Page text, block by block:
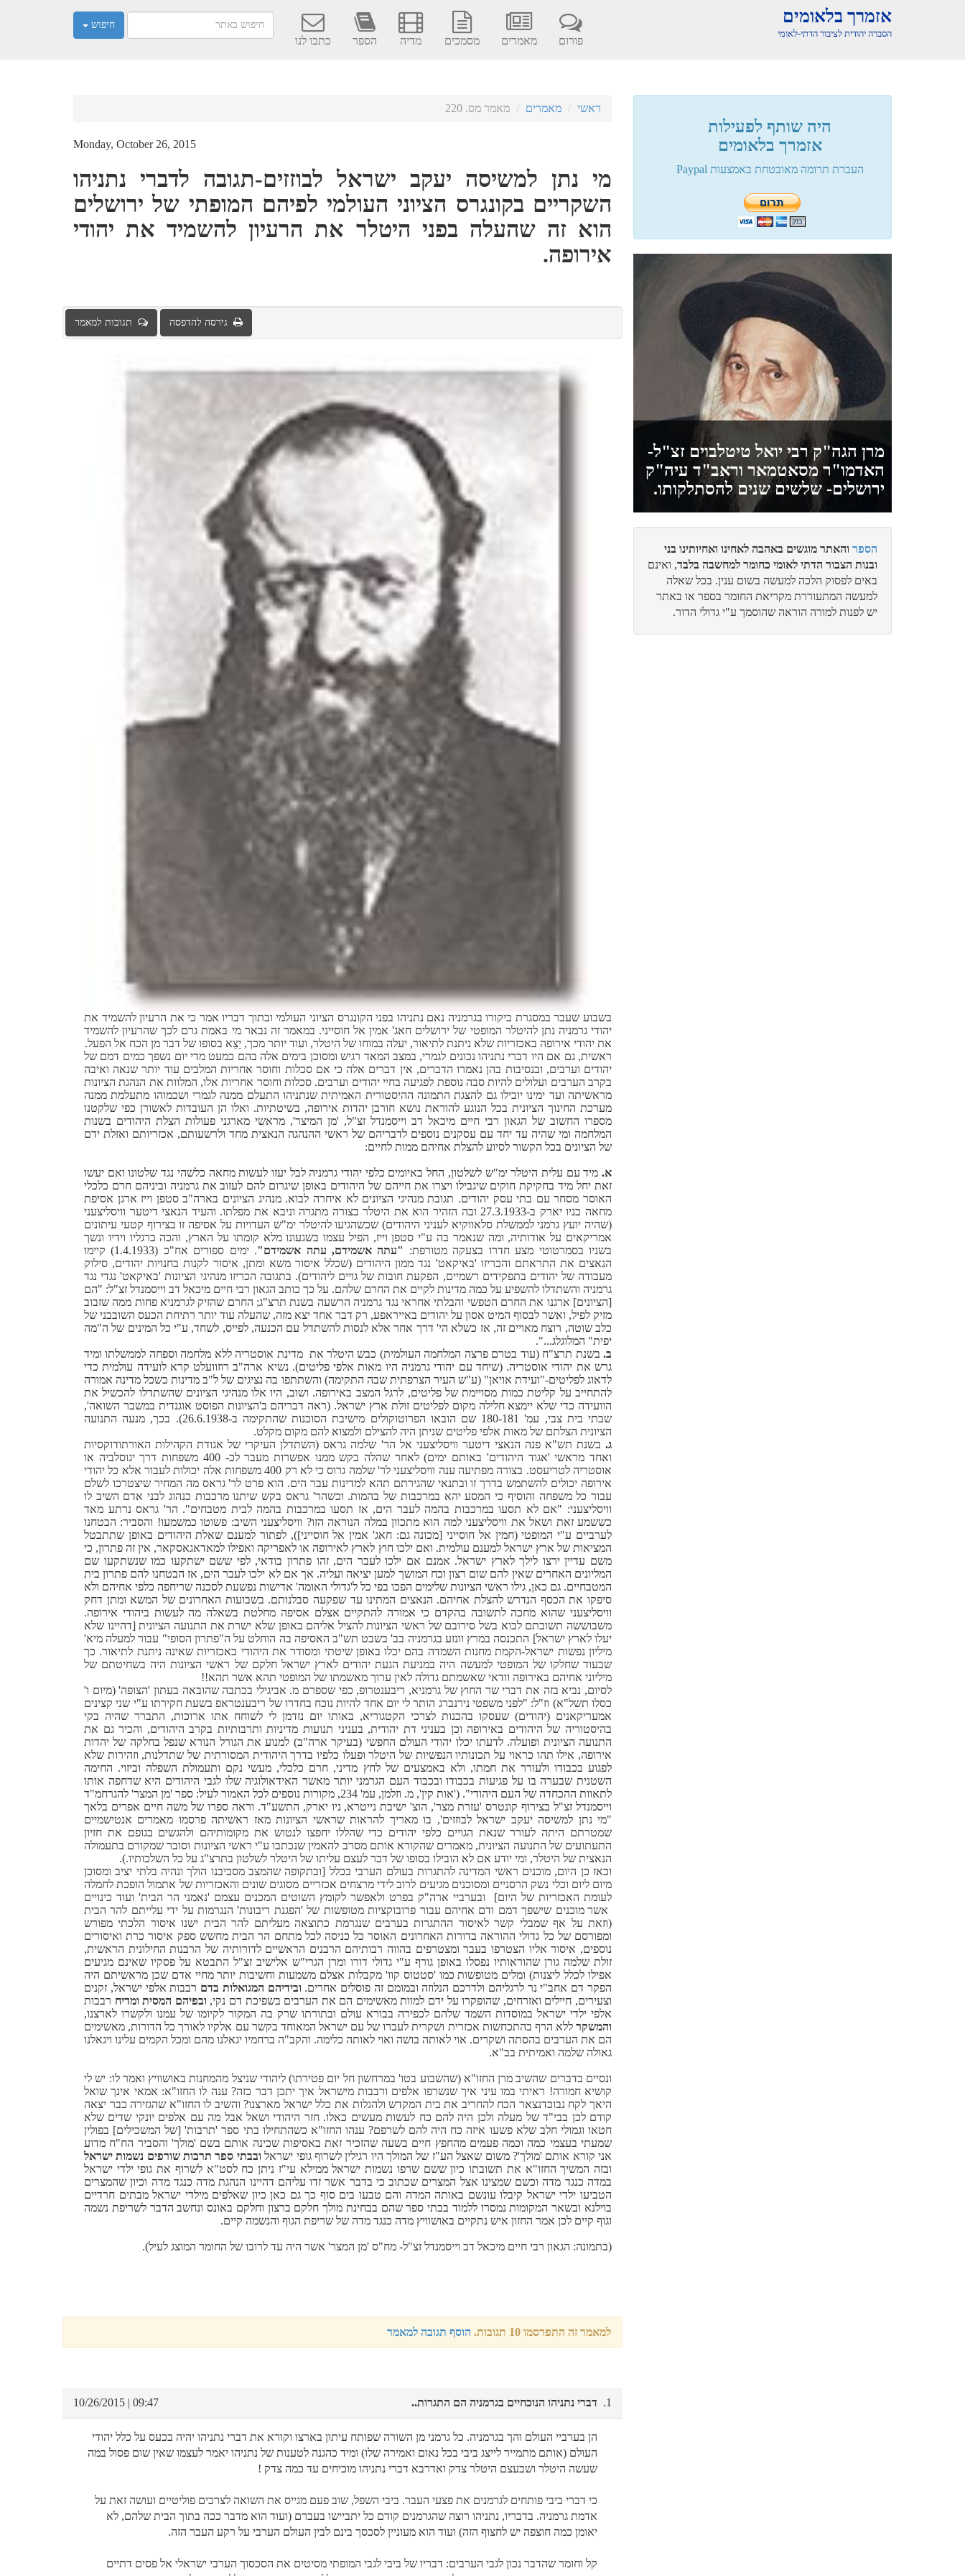
אזמרך בלאומים
הסברה יהודית לציבור הדתי-לאומי
פורום מאמרים מסמכים מדיה הספר כתבו לנו
חיפוש
היה שותף לפעילות
אזמרך בלאומים
העברת תרומה מאובטחת באמצעות Paypal
מרן הגה"ק רבי יואל טיטלבוים זצ"ל-
האדמו"ר מסאטמאר וראב"ד עיה"ק
ירושלים- שלשים שנים להסתלקותו.
הספר והאתר מוגשים באהבה לאחינו ואחיותינו בני
ובנות הצבור הדתי לאומי כחומר למחשבה בלבד, ואינם
באים לפסוק הלכה למעשה בשום ענין. בכל שאלה
למעשה המתעוררת מקריאת החומר בספר או באתר
יש לפנות למורה הוראה שהוסמך ע"י גדולי הדור.
ראשי מאמרים מאמר מס. 220
Monday, October 26, 2015
מי נתן למשיסה יעקב ישראל לבוזזים-תגובה לדברי נתניהו
השקריים בקונגרס הציוני העולמי לפיהם המופתי של ירושלים
הוא זה שהעלה בפני היטלר את הרעיון להשמיד את יהודי
אירופה.
גירסה להדפסה תגובות למאמר
בשבוע שעבר במסגרת ביקורו בגרמניה נאם נתניהו בפני הקונגרס הציוני העולמי ובתוך דבריו אמר כי את הרעיון להשמיד את
יהודי גרמניה נתן להיטלר המופטי של ירושלים חאג' אמין אל חוסייני. במאמר זה נבאר מי באמת גרם לכך שהרעיון להשמיד
את יהודי אירופה באכזריות שלא ניתנת לתיאור, יעלה במוחו של היטלר, ועוד יותר מכך, יֵצֵא בסופו של דבר מן הכח אל הפעל.
ראשית, גם אם היו דברי נתניהו נכונים לגמרי, במצב המאד רגיש ומסוכן בימים אלה בהם כמעט מדי יום נשפך כמים דמם של
יהודים וערבים, ובנסיבות בהן נאמרו הדברים, אין דברים אלה כי אם סכלות וחוסר אחריות המלבים עוד יותר שנאה ואיבה
בקרב הערבים ועלולים להיות סבה נוספת לפגיעה בחיי יהודים וערבים. סכלות וחוסר אחריות אלו, המלוות את הנהגת הציונות
מראשיתה ועד ימינו יובילו גם להצגת התמונה ההיסטורית האמיתית שנתניהו התעלם ממנה לגמרי ושכמוהו מתעלמת ממנה
מערכת החינוך הציונית בכל הנוגע להוראת נושא חורבן יהדות אירופה, בשיטתיות. ואלו הן העובדות לאשורן כפי שלקטנו
מספרו החשוב של הגאון רבי חיים מיכאל דב וייסמנדל זצ"ל, 'מן המיצר', מראשי מארגני פעולות הצלת היהודים בשנות
המלחמה ומי שהיה עד יחד עם עסקנים נוספים לדבריהם של ראשי ההנהגה הנאצית מחד ולרשעותם, אכזריותם ואזלת ידם
של הציונים בכל הקשור לסיוע להצלת אחיהם ממות לחיים:
א. מיד עם עלית היטלר ימ"ש לשלטון, החל באיומים כלפי יהודי גרמניה לבל יעזו לעשות מחאה כלשהי נגד שלטונו ואם יעשו
זאת יחל מיד בחקיקת חוקים שיגבילו ויצרו את חייהם של היהודים באופן שיגרום להם לעזוב את גרמניה וביניהם חרם כלכלי
האוסר מסחר עם בתי עסק יהודים. תגובת מנהיגי הציונים לא איחרה לבוא. מנהיג הציונים בארה"ב סטפן וייז ארגן אסיפת
מחאה בניו יארק ב-27.3.1933 ובה הזהיר הוא את היטלר בצורה מתגרה וניבא את מפלתו. והעיד הנאצי דיטער וויסליצעני
(שהיה יועץ גרמני לממשלת סלאווקיא לעניני היהודים) שכשהגיעו להיטלר ימ"ש העדויות על אסיפה זו בצירוף קטעי עיתונים
אמריקאים על אודותיה, ומה שנאמר בה ע"י סטפן וייז, הפיל עצמו בשגעונו מלא קומתו על הארץ, והכה ברגליו וידיו ונשך
בשניו בסמרטוטי מצע חדרו בצעקה מטורפת:
"עתה אשמידם, עתה אשמידם"
. ימים ספורים אח"כ (1.4.1933) קיימו
הנאצים את התראתם והכריזו 'באיקאט' נגד ממון היהודים (שכלל איסור משא ומתן, איסור לקנות בחנויות יהודים, סילוק
מעבודה של יהודים בתפקידים רשמיים, הפקעת חובות של גויים ליהודים). בתגובה הכריזו מנהיגי הציונות 'באיקאט' נגדי נגד
גרמניה והשתדלו להשפיע על כמה מדינות לקיים את החרם שלהם. על כך כותב הגאון רבי חיים מיכאל דב וייסמנדל זצ"ל: "הם
[הציונים] ארגנו את החרם הטפשי והבלתי אחראי נגד גרמניה הרשעה בשנת תרצ"ג; החרם שהזיק לגרמניא פחות ממה שזבוב
מזיק לפיל, ואשר לבסוף המיט אסון על יהודים באייראפע, רק דבר אחד יצא מזה, שהעלה עוד יותר רתיחת הכעס השובבני של
כלב שוטה, רוצח מאויים זה, אז כשלא הי' דרך אחר אלא לנסות להשתדל עם הכנעה, לפייס, לשחד, ע"י כל המינים של ה"מה
יפית" המלוגלג...".
ב.בשנת תרצ"ח (עוד בטרם פרצה המלחמה העולמית) כבש היטלר את מדינת אוסטריה ללא מלחמה וספחה לממשלתו ומיד
גרש את יהודי אוסטריה. (שיחד עם יהודי גרמניה היו מאות אלפי פליטים). נשיא ארה"ב רוזוועלט קרא לועידה עולמית כדי
לדאוג לפליטים-"ועידת אויאן" (ע"ש העיר הצרפתית שבה התקימה) והשתתפו בה נציגים של ל"ב מדינות כשכל מדינה אמורה
להתחייב על קליטת כמות מסויימת של פליטים, לרגל המצב באירופה. ושוב, היו אלו מנהיגי הציונים שהשתדלו להכשיל את
הוועידה כדי שלא יימצא חלילה מקום לפליטים זולת ארץ ישראל. (ראה דבריהם ב'הציונות הפוסט אוגנדית במשבר השואה',
שבתי בית צבי, עמ' 180-181 שם הובאו הפרוטוקולים מישיבת הסוכנות שהתקימה ב-26.6.1938). בכך, מנעה התנועה
הציונית הצלתם של מאות אלפי פליטים שניתן היה להצילם ולמצוא להם מקום מקלט.
ג. בשנת תש"א פנה הנאצי דיטער וויסליצעני אל הר' שלמה גראס (השתדלן העיקרי של אגודת הקהילות האורתודוקסיות
ואחד מראשי 'אגוד היהודים' באותם ימים) לאחר שהלה בקש ממנו אפשרות מעבר לכ- 400 משפחות דרך יגוסלביה או
אוסטריה לטריעסט. בצורה מפתיעה ענה וויסליצעני לר' שלמה גרוס כי לא רק 400 משפחות אלה יכולות לעבור אלא כל יהודי
אירופה יכולים להשתמש בדרך זו ובתנאי שהגירתם תהא למדינות עבר הים. הוא פרט לר' גראס מה המחיר שיצטרכו לשלם
עבור כל משפחה והוסיף כי המסע יהא במרכבות של בהמות. וכשהר' גראס בקש שיתנו מרכבות כנהוג לבני אדם השיב לו
וויסליצעני: "אם לא תסעו במרכבות בהמה לעבר הים, אז תסעו במרכבות בהמה לבית מטבחים". הר' גראס נרתע מאד
כששמע זאת ושאל את וויסליצעני למה הוא מתכוון במלה הנוראה הזו? וויסליצעני השיב: פשוטו כמשמעו! והסביר: הבטחנו
לערביים ע"י המופטי (חמין אל חוסייני [מכונה גם: חאג' אמין אל חוסייני]), לפתור למענם שאלת היהודים באופן שתתבטל
המציאות של ארץ ישראל למענם עולמית. ואם ילכו חוץ לארץ לאירופה או לאפריקה ואפילו למאדאגאסקאר, אין זה פתרון, כי
משם עדיין ירצו לילך לארץ ישראל. אמנם אם ילכו לעבר הים, זהו פתרון בודאי, לפי ששם ישתקעו כמו שנשתקעו שם
המליונים האחרים שאין להם שום רצון וכח המושך למען יציאה ועליה. אך אם לא ילכו לעבר הים, אז הבטחנו להם פתרון בית
המטבחיים. גם כאן, גילו ראשי הציונות שלימים הפכו בפי כל ל'גדולי האומה' אדישות נפשעת לסכנה שריחפה כלפי אחיהם ולא
סיפקו את הכסף הנדרש להצלת אחיהם. הנאצים המתינו עד שפקעה סבלנותם. בשבועות האחרונים של המשא ומתן דחק
וויסליצעני שהוא מחכה לתשובה בהקדם כי אמורה להתקיים אצלם אסיפה מחלטת בשאלה מה לעשות ביהודי אירופה.
משבוששה תשובתם לבוא בשל סירובם של ראשי הציונות להציל אליהם באופן שלא ישרת את התנועה הציונית [דהיינו שלא
יעלו לארץ ישראל] התכנסה במרץ וונזע בגרמניה בב' בשבט תש"ב האסיפה בה הוחלט על ה"פתרון הסופי" עבור למעלה מיא'
מיליון נפשות ישראל-הקמת מחנות השמדה בהם יכלו באופן שיטתי ומסודר את היהודי באכזריות שאינה ניתנת לתיאור. כך
שבעוד שחלקו של המופטי למעשה היה במניעת הגעת יהודים לארץ ישראל חלקם של ראשי הציונות היה בשחיטתם של
מיליוני אחיהם באירופה וודאי שאשמתם גדולה לאין ערוך מאשמתו של המופטי תהא אשר תהא!!
לסיום, נביא בזה את דברי שר החוץ של גרמניא, ריבענטרופ, כפי שספרם מ. אביגילי בכתבה שהובאה בעתון 'הצופה' (מיום ו'
כסלו תשל"א) וז"ל: "לפני משפטי נירנברג הותר לי יום אחד להיות נוכח בחדרו של ריבענטראפ בשעת חקירתו ע"י שני קצינים
אמעריקאנים (יהודים) שעסקו בהכנות לצרכי הקטגוריא, באותו יום נזדמן לי לשוחח אתו ארוכות, התברר שהיה בקי
בהיסטוריה של היהודים באירופה וכן בעניני דת יהודית, בעניני תנועות מדיניות ותרבותיות בקרב היהודים, והכיר גם את
התנועה הציונית ופועלה. לדעתו יכלו יהודי העולם החפשי (בעיקר ארה"ב) למנוע את הגורל הנורא שנפל בחלקה של יהדות
אירופה, אילו תהו כראוי על תכונותיו הנפשיות של היטלר ופעלו כלפיו בדרך היהודית המסורתית של שתדלנות, וזהירות שלא
לפגוע בכבודו ולעורר את חמתו, ולא באמצעים של לחץ מדיני, חרם כלכלי, מעשי נקם ותעמולת השפלה וביזוי. החימה
השטנית שבערה בו על פגיעות בכבודו ובכבוד העם הגרמני יותר מאשר האידאולוגיה שלו לגבי היהודים היא שדחפה אותו
לתאוות ההכחדה של העם היהודי". ('אות קין', מ. וזלמן, עמ' 234, מקורות נוספים לכל האמור לעיל: ספר 'מן המצר' להגרחמ"ד
וייסמנדל זצ"ל בצירוף קונטרס 'עזרת מצר', הוצ' ישיבת נייטרא, ניו יארק, התשע"ד. וראה ספרו של משה חיים אפרים בלאך
"מי נתן למשיסה יעקב ישראל לבוזזים', בו מאריך להראות שראשי הציונות מאז ראשיתה פרסמו מאמרים אנטישמיים
שמטרתם היתה לעורר שנאת הגויים כלפי יהודים כדי שהללו יחפצו לנטוש את מקומותיהם ולהגשים בגופם את חזיון
התעתועים של התנועה הציונית, מאמרים שהקורא אותם מסרב להאמין שנכתבו ע"י ראשי הציונות וסובר שמקורם בתעמולה
הנאצית של היטלר, ומי יודע אם לא הובילו בסופו של דבר לעצם עליתו של היטלר לשלטון בתרצ"ג על כל השלכותיו.).
וכאז כן היום, מוכנים ראשי המדינה להתגרות בעולם הערבי בכלל [ובתקופה שהמצב מסביבנו הולך ונהיה בלתי יציב ומסוכן
מיום ליום וכלי נשק הרסניים ומסוכנים מגיעים לרוב לידי מרצחים אכזריים מסוגים שונים והאכזריות של אתמול הופכת לחמלה
לעומת האכזריות של היום]
ובערביי ארה"ק בפרט ולאפשר לקומץ השוטים המכנים עצמם 'נאמני הר הבית' ועוד כינויים
אשר מוכנים שישפך דמם ודם אחיהם עבור פרובוקציות מטופשות של 'הפגנת ריבונות' הנגרמות על ידי עלייתם להר הבית
(וזאת על אף שמבלי קשר לאיסור ההתגרות בערבים שנגרמת כתוצאה מעליתם להר הבית ישנו איסור הלכתי מפורש
ומפורסם של כל גדולי ההוראה בדורות האחרונים האוסר כל כניסה לכל מתחם הר הבית מחשש ספק איסור כרת ואיסורים
נוספים, איסור אליו הצטרפו בעבר ומצטרפים בהווה רבותיהם הרבנים הראשיים לדורותיה של הרבנות החילונית הראשית,
זולת שלמה גורן שהוראותיו נפסלו באופן גורף ע"י גדולי דורו ומרן הגרי"ש אלישיב זצ"ל התבטא על פסקיו שאינם מגיעים
אפילו לכלל ליצנות) ומלים מטופשות כמו 'סטטוס קוו' מקבלות אצלם משמעות וחשיבות יותר מחיי אדם שכן מראשיתם היה
הפקר דם אחב"י נר לרגליהם ולדרכם הנלוזה ובמומם זה פוסלים אחרים. ובידיהם המגואלות בדם רבבות אלפי ישראל, זקנים
וצעירים, חיילים ואזרחים, שהופקרו על ידם למוות מאשימים הם את הערבים בשפיכת דם נקי, ובפיהם המסית ומדיח רבבות
אלפי ילדי ישראל במוסדות השמד שלהם לכפירה בבורא עולם ובתורתו שרק בה המקור לקיומו של עמנו ולקשרו לארצנו,
והמשקר ללא הרף בהתכחשות אכזרית ושקרית לעברו של עם ישראל המאוחד בקשר עם אלקיו לאורך כל הדורות, מאשימים
הם את הערבים בהסתה ושקרים. אוי לאותה בושה ואוי לאותה כלימה. והקב"ה ברחמיו יגאלנו מהם ומכל הקמים עלינו ויגאלנו
גאולה שלמה ואמיתית בב"א.
ונסיים בדברים שהשיב מרן החזו"א (שהשבוע בטו' במרחשון חל יום פטירתו) ליהודי שניצל מהמחנות באושוויץ ואמר לו: יש לי
קושיא חמורה! ראיתי במו עיני איך שנשרפו אלפים ורבבות מישראל איך יתכן דבר כזה? ענה לו החזו"א: אמאי אינך שואל
היאך לקח נבוכדנצאר הכח להחריב את בית המקדש ולהגלות את כלל ישראל מארצנו? והשיב לו החזו"א שהגזירה כבר יצאה
קודם לכן בבי"ד של מעלה ולכן היה להם כח לעשות מעשים כאלו. חזר היהודי ושאל אבל מה עם אלפים יונקי שדים שלא
חטאו וגמולי חלב שלא פשעו איזה כח היה להם לשרפם? ענהו החזו"א כשהתחילו בתי ספר 'תרבות' [של המשכילים] בפולין
שמעתי בעצמי כמה וכמה פעמים מהחפץ חיים בשעה שהזכיר זאת באסיפות שכינה אותם בשם 'מולך' והסביר הח"ח מדוע
אני קורא אותם 'מולך'? משום שאצל הע"ז של המולך היו רגילין לשרוף גופי ישראל ובבתי ספר תרבות שורפים נשמות ישראל
ובזה המשיך החזו"א את תשובתו כיון ששם שרפו נשמות ישראל ממילא עי"ז ניתן כח לסט"א לשרוף את גופי ילדי ישראל
במדה כנגד מדה וכשם שמצינו אצל המצרים שכתוב כי בדבר אשר זדו עליהם דהיינו הנהגת מדה כנגד מדה וכיון שהמצרים
הטביעו ילדי ישראל קיבלו עונשם באותה המדה והם טבעו בים סוף כך גם כאן כיון שאלפים מילדי ישראל מבתים חרדיים
בוילנא ובשאר המקומות נמסרו ללמוד בבתי ספר שהם בבחינת מולך חלקם ברצון וחלקם באונס ונחשב הדבר לשריפת נשמה
וגוף קיים לכן אמר החזון איש נתקיים באושוויץ מדה כנגד מדה של שריפת הגוף והנשמה קיים.
(בתמונה: הגאון רבי חיים מיכאל דב וייסמנדל זצ"ל- מח"ס 'מן המצר' אשר היה עד לרובו של החומר המוצג לעיל).
למאמר זה התפרסמו 10 תגובות. הוסף תגובה למאמר
1. דברי נתניהו הנוכחיים בגרמניה הם התגרות.. 09:47 | 10/26/2015
הן בערביי העולם והך בגרמניה. כל גרמני מן השורה שפותח עיתון בארצו וקורא את דברי נתניהו יהיה בכעס על כלל יהודי
העולם (אותם מתמייר לייצג ביבי בכל נאום ואמירה שלו) ומיד כהגנה לטענות של נתניהו יאמר לעצמו שאין שום פסול במה
שעשה היטלר ושבעצם היטלר צדק ואדרבא דברי נתניהו מוכיחים עד כמה צדק !
כי דברי ביבי פותחים לגרמנים את פצעי העבר. ביבי השפל, שוב פעם מגייס את השואה לצרכים פוליטיים ועושה זאת על
אדמת גרמניה. בדבריו, נתניהו רוצה שהגרמנים קודם כל יתביישו בעברם (ועוד הוא מדבר ככה בתוך הבית שלהם, לא
יאומן כמה חוצפה יש לחצוף הזה) ועוד הוא מעוניין לסכסך בינם לבין העולם הערבי על רקע העבר הזה.
קל וחומר שהדבר נכון לגבי הערבים: דבריו של ביבי לגבי המופתי מסיטים את הסכסוך הערבי ישראלי אל פסים דתיים